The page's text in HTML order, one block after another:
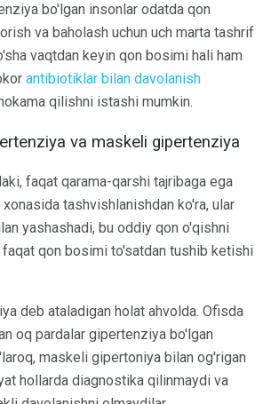
bo'lgan insonlar odatda qon
va baholash uchun uch marta tashrif
vaqtdan keyin qon bosimi hali ham
antibiotiklar bilan davolanish
qilishni istashi mumkin.
va maskeli gipertenziya
faqat qarama-qarshi tajribaga ega
xonasida tashvishlanishdan ko'ra, ular
yashashadi, bu oddiy qon o'qishni
qon bosimi to'satdan tushib ketishi
deb ataladigan holat ahvolda. Ofisda
oq pardalar gipertenziya bo'lgan
maskeli gipertoniya bilan og'rigan
hollarda diagnostika qilinmaydi va